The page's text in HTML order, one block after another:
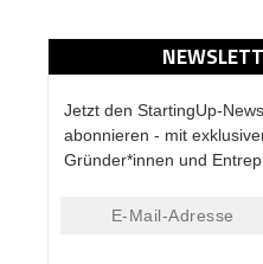
Jetzt den StartingUp-
abonnieren - mit
Gründer*innen und